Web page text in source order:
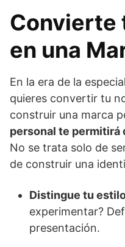
Convierte
en una
En la era de la
quieres convertir tu
construir una marca
personal te permitirá
No se trata solo de
de construir una
Distingue tu
experimentar?
presentación.